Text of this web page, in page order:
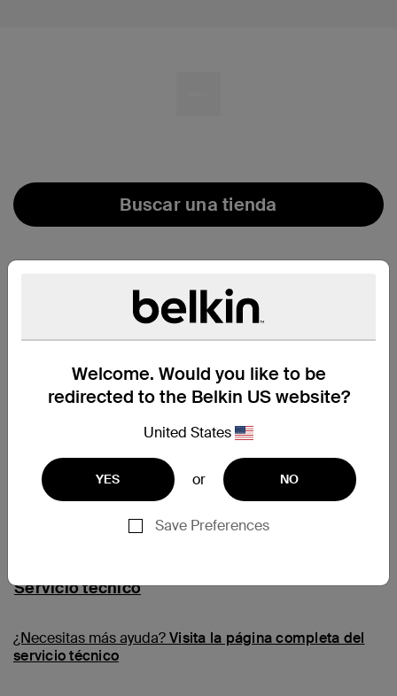
Welcome. Would you like to be
redirected to the Belkin US website?
United States
YES or NO
Save Preferences
Buscar una tienda
Servicio técnico
¿Necesitas más ayuda?Visita la página completa del
servicio técnico